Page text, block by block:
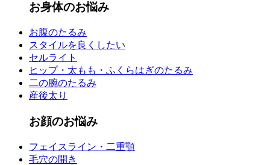
お身体のお悩み
お腹のたるみ
スタイルを良くしたい
セルライト
ヒップ・太もも・ふくらはぎのたるみ
二の腕のたるみ
産後太り
お顔のお悩み
フェイスライン・二重顎
毛穴の開き